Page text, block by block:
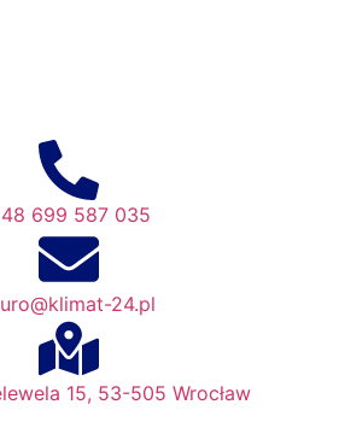
699 587 035
24.pl
15, 53-505 Wrocław